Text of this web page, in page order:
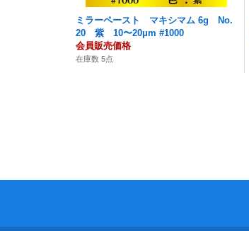
ミラーペースト マキシマム 6g No.
20 紫 10〜20μm #1000
会員販売価格
在庫数 5点